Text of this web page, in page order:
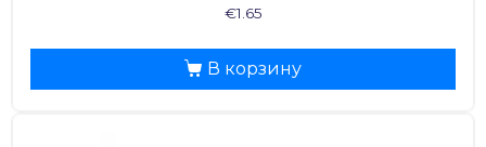
€1.65
В корзину